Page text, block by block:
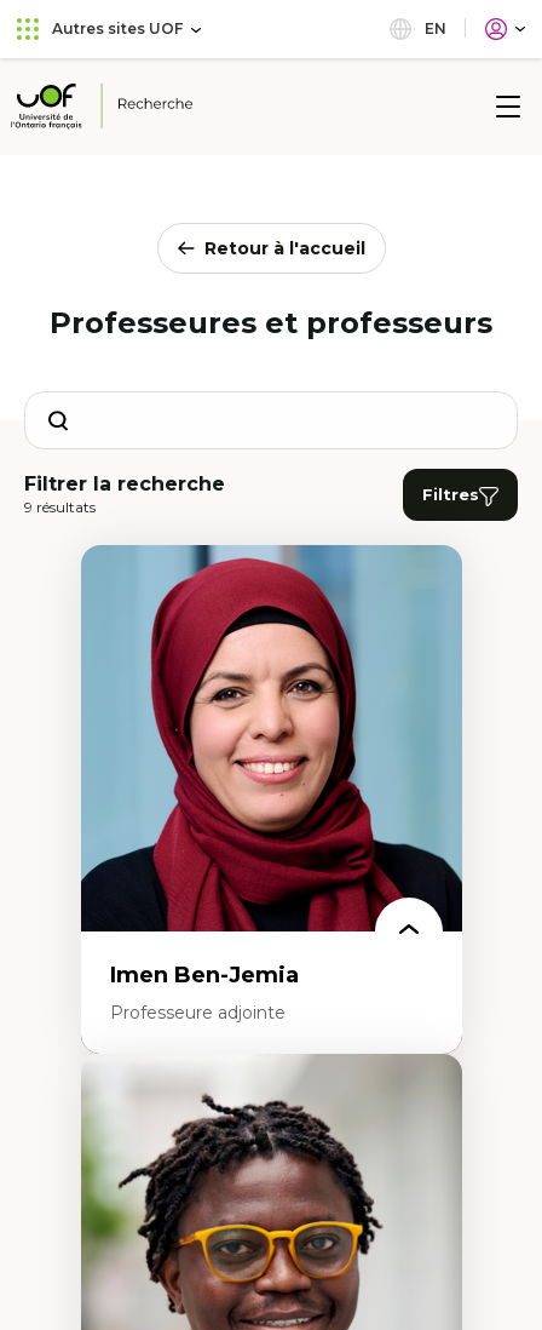
Aller
au
principal
Passer
au
Autres sites UOF EN
Université
Retour à l'accueil
Professeures et professeurs
Search
Filtrer la recherche
9 résultats
Filtres
Imen Ben-Jemia
Professeure adjointe
Expertises
Discours sur la ville et représentations
Mosquées, formes et usages au Canada
Reconnaissance et représentations des
communautés immigrantes dans l'espace
urbain
Design architectural et urbain
Patrimoine et patrimonialisation
Études postcoloniales et décolonisation des
savoirs